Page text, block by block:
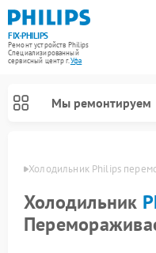
FIX-PHILIPS
Ремонт устройств Philips
Специализированный
cервисный центр г.Уфа
Мы ремонтируем
Уфе Холодильник Philips
Холодильник